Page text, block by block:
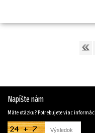
Napíšte nám
Máte otázku? Potrebujete viac